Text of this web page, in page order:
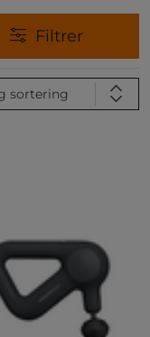
Filtrer
sortering